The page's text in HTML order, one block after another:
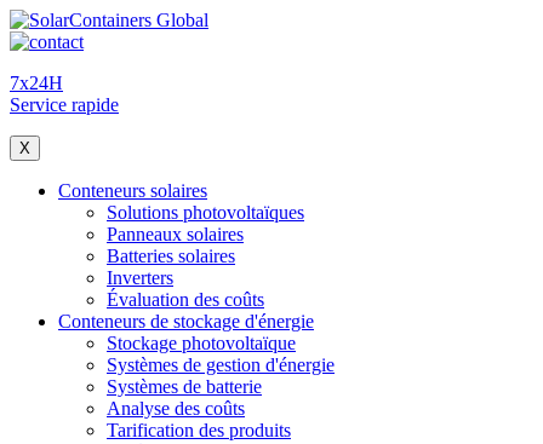
7x24H
Service rapide
X
Conteneurs solaires
Solutions photovoltaïques
Panneaux solaires
Batteries solaires
Inverters
Évaluation des coûts
Conteneurs de stockage d'énergie
Stockage photovoltaïque
Systèmes de gestion d'énergie
Systèmes de batterie
Analyse des coûts
Tarification des produits